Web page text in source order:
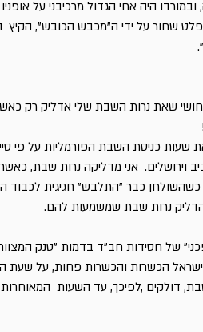
ובמורדו היה אחי הגדול מרכיבני על
שחור על ידי ה"מכבש הכובש", הקיץ
שאת נרות השבת שלי אדליק רק
את שעות כניסת השבת הפורמליות על פי
אני מדליקה נרות שבת, כאשר
כשהשולחן כבר "התלבש" חגיגית
נרות שבת שמשמעות להם.
של חסידות חב"ד בדמות "טנק
ישראל הכשרות והכשרות פחות, על שעת
דולקים ,לפיכך, עד השעות